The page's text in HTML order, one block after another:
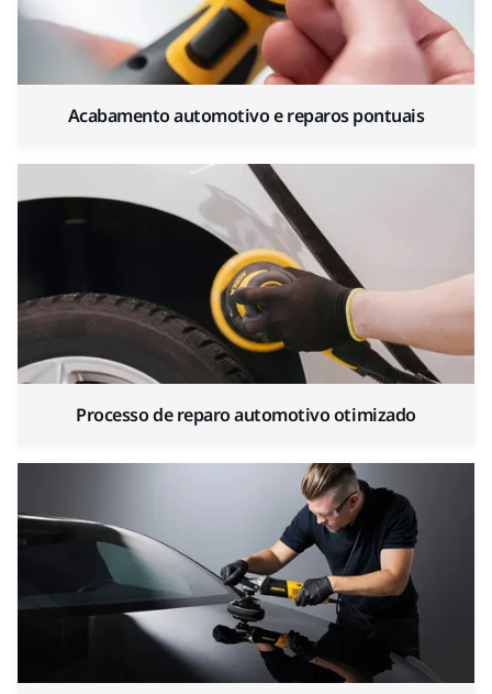
Acabamento automotivo e reparos pontuais
Processo de reparo automotivo otimizado